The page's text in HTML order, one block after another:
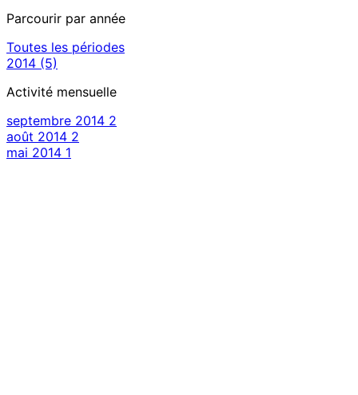
Parcourir par année
Toutes les périodes
2014 (5)
Activité mensuelle
septembre 2014 2
août 2014 2
mai 2014 1